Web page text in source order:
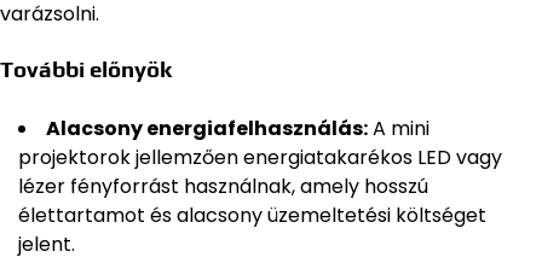
varázsolni.
További előnyök
Alacsony energiafelhasználás:A mini
projektorok jellemzően energiatakarékos LED vagy
lézer fényforrást használnak, amely hosszú
élettartamot és alacsony üzemeltetési költséget
jelent.